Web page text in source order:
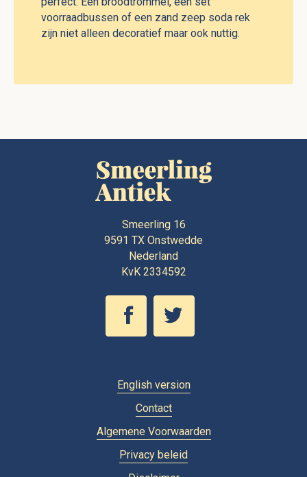
voorraadbussen of een zand zeep soda rek
zijn niet alleen decoratief maar ook nuttig.
Smeerling 16
9591 TX Onstwedde
Nederland
KvK 2334592
English version
Contact
Algemene Voorwaarden
Privacy beleid